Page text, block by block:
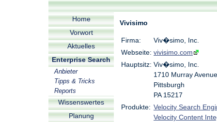
Home
Vorwort
Aktuelles
Enterprise Search
Anbieter
Tipps & Tricks
Reports
Wissenswertes
Planung
Vivisimo
Firma:
Viv�simo, Inc.
Webseite: vivisimo.com
Hauptsitz: Viv�simo, Inc.
1710 Murray Avenue
Pittsburgh
PA 15217
Produkte: Velocity Search
Velocity Content